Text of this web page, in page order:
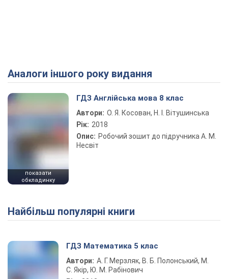
Аналоги іншого року видання
показати
обкладинку
ГДЗ Англійська мова 8 клас
Автори: О. Я. Косован, Н. І. Вітушинська
Рік: 2018
Опис: Робочий зошит до підручника А. М.
Несвіт
Найбільш популярні книги
ГДЗ Математика 5 клас
Автори: А. Г. Мерзляк, В. Б. Полонський, М.
С. Якір, Ю. М. Рабінович